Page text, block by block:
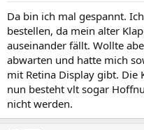
Da bin ich mal gespannt.
bestellen, da mein alter
auseinander fällt. Wollte
abwarten und hatte mich
mit Retina Display gibt.
nun besteht vlt sogar
nicht werden.